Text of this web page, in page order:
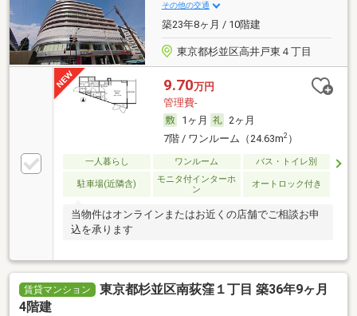
その他の交通
築23年8ヶ月 / 10階建
東京都杉並区高井戸東４丁目
9.70万円
管理費-
1ヶ月
2ヶ月
7階 / ワンルーム（24.63m2）
一人暮らし ワンルーム バス・トイレ別
駐車場(近隣含)
モニタ付インターホ
ン
オートロック付き
当物件はオンラインまたはお近くの店舗でご相談お申
込を承ります
賃貸マンション
東京都杉並区南荻窪１丁目 築36年9ヶ月
4階建